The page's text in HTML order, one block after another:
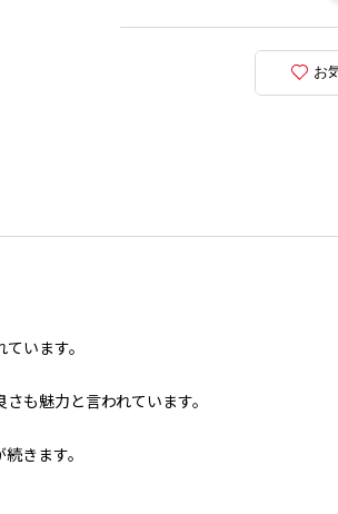
お
います。
も魅力と言われています。
きます。